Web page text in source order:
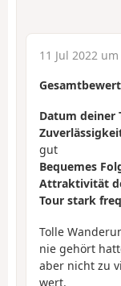
11 Jul 2022
Datum deiner
gut
Bequemes
Attraktivität
Tour stark
Tolle
nie gehört
aber nicht zu
wert.